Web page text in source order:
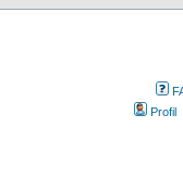
Profil